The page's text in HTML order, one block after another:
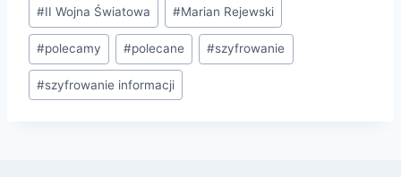
#II Wojna Światowa #Marian Rejewski
#polecamy #polecane #szyfrowanie
#szyfrowanie informacji